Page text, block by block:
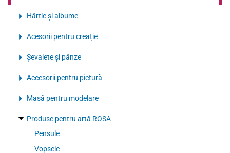
Hârtie şi albume
Acesorii pentru creație
Şevalete şi pânze
Accesorii pentru pictură
Masă pentru modelare
Produse pentru artă ROSA
Pensule
Vopsele